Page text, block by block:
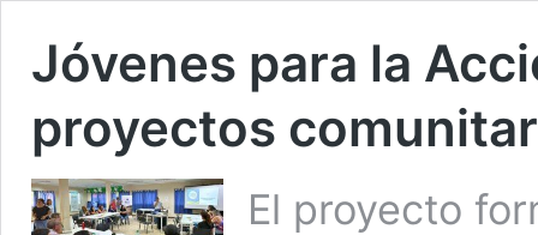
Jóvenes para la
proyectos
El proyecto